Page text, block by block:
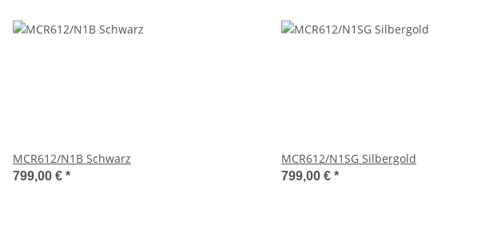
MCR612/N1B Schwarz
799,00 € *
MCR612/N1SG Silbergold
799,00 € *